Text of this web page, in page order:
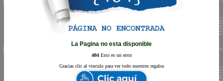
La Pagina no esta disponible
404Esto es un error
Gracias clic al vinculo para ver todo nuestros regalos